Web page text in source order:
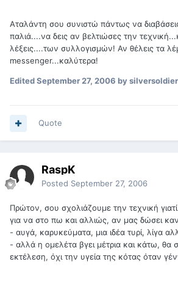
Αταλάντη σου συνιστώ πάντως να
παλιά....να δεις αν βελτιώσες την
λέξεις....των συλλογισμών! Αν θέλεις τα
messenger...καλύτερα!
EditedSeptember 27, 2006 by silversoldier
Quote
RaspK
Posted September 27, 2006
Πρώτον, σου σχολιάζουμε την τεχνική
για να στο πω και αλλιώς, αν μας δώσει
- αυγά, καρυκεύματα, μια ιδέα τυρί, λίγα
- αλλά η ομελέτα βγει μέτρια και κάτω, θα
εκτέλεση, όχι την υγεία της κότας όταν